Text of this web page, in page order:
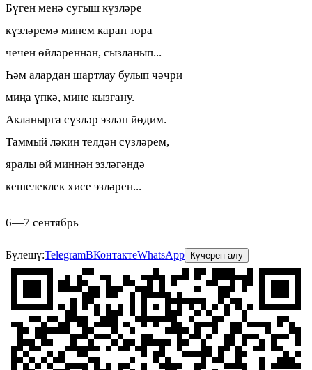
Бүген менә сугыш күзләре
күзләремә минем карап тора
чечен өйләреннән, сызланып...
Һәм алардан шартлау булып чәчри
миңа үпкә, мине кызгану.
Акланырга сүзләр эзләп йөдим.
Таммый ләкин телдән сүзләрем,
яралы өй миннән эзләгәндә
кешелеклек хисе эзләрен...
6—7 сентябрь
Бүлешү:TelegramВКонтактеWhatsApp Күчереп алу